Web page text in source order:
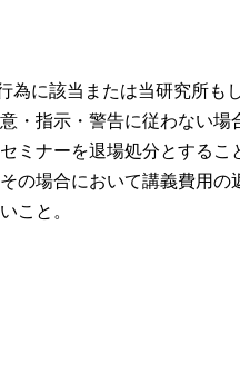
為に該当または当研究所も
・指示・警告に従わない場
ミナーを退場処分とするこ
の場合において講義費用の
こと。